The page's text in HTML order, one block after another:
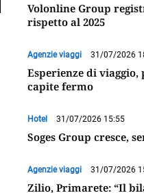
Volonline Group
rispetto al 2025
Agenzie viaggi 31/07/2026
Esperienze di
capite fermo
Hotel 31/07/2026 15:55
Soges Group cresce,
Agenzie viaggi 31/07/2026
Zilio, Primarete: “Il